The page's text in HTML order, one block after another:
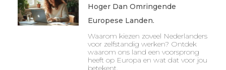
Hoger Dan Omringende
Europese Landen.
Waarom kiezen zoveel Nederlanders
voor zelfstandig werken? Ontdek
waarom ons land een voorsprong
heeft op Europa en wat dat voor jou
betekent.